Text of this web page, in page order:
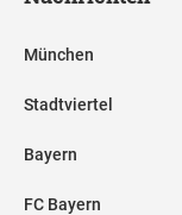
München
Stadtviertel
Bayern
FC Bayern